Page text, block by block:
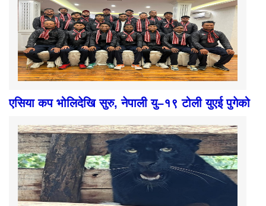
एसिया कप भोलिदेखि सुरु, नेपाली यु–१९ टोली युएई पुगेको